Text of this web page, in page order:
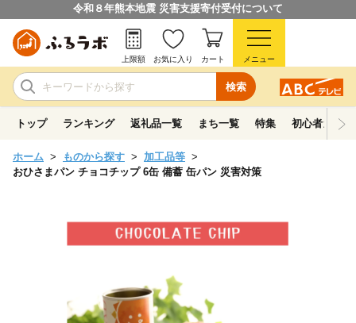
令和８年熊本地震 災害支援寄付受付について
検索
上限額 お気に入り カート メニュー
トップ ランキング 返礼品一覧 まち一覧 特集 初心者ガイド
ホーム ものから探す
加工品等
おひさまパン チョコチップ 6缶 備蓄 缶パン 災害対策